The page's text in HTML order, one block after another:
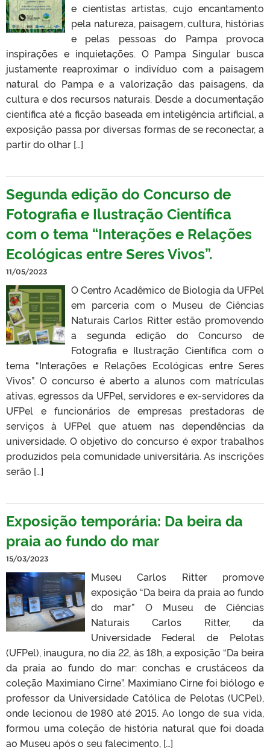
e cientistas artistas, cujo encantamento
pela natureza, paisagem, cultura, histórias
e pelas pessoas do Pampa provoca
inspirações e inquietações. O Pampa Singular busca
justamente reaproximar o indivíduo com a paisagem
natural do Pampa e a valorização das paisagens, da
cultura e dos recursos naturais. Desde a documentação
científica até a ficção baseada em inteligência artificial, a
exposição passa por diversas formas de se reconectar, a
partir do olhar […]
Segunda edição do Concurso de
Fotografia e Ilustração Científica
com o tema “Interações e Relações
Ecológicas entre Seres Vivos”.
11/05/2023
O Centro Acadêmico de Biologia da UFPel
em parceria com o Museu de Ciências
Naturais Carlos Ritter estão promovendo
a segunda edição do Concurso de
Fotografia e Ilustração Científica com o
tema “Interações e Relações Ecológicas entre Seres
Vivos”. O concurso é aberto a alunos com matrículas
ativas, egressos da UFPel, servidores e ex-servidores da
UFPel e funcionários de empresas prestadoras de
serviços à UFPel que atuem nas dependências da
universidade. O objetivo do concurso é expor trabalhos
produzidos pela comunidade universitária. As inscrições
serão […]
Exposição temporária: Da beira da
praia ao fundo do mar
15/03/2023
Museu Carlos Ritter promove
exposição “Da beira da praia ao fundo
do mar” O Museu de Ciências
Naturais Carlos Ritter, da
Universidade Federal de Pelotas
(UFPel), inaugura, no dia 22, às 18h, a exposição “Da beira
da praia ao fundo do mar: conchas e crustáceos da
coleção Maximiano Cirne”. Maximiano Cirne foi biólogo e
professor da Universidade Católica de Pelotas (UCPel),
onde lecionou de 1980 até 2015. Ao longo de sua vida,
formou uma coleção de história natural que foi doada
ao Museu após o seu falecimento, […]